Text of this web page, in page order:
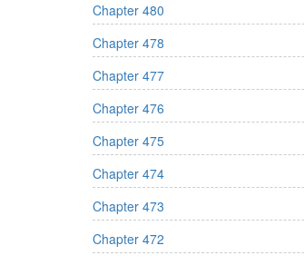
Chapter 480
Chapter 478
Chapter 477
Chapter 476
Chapter 475
Chapter 474
Chapter 473
Chapter 472